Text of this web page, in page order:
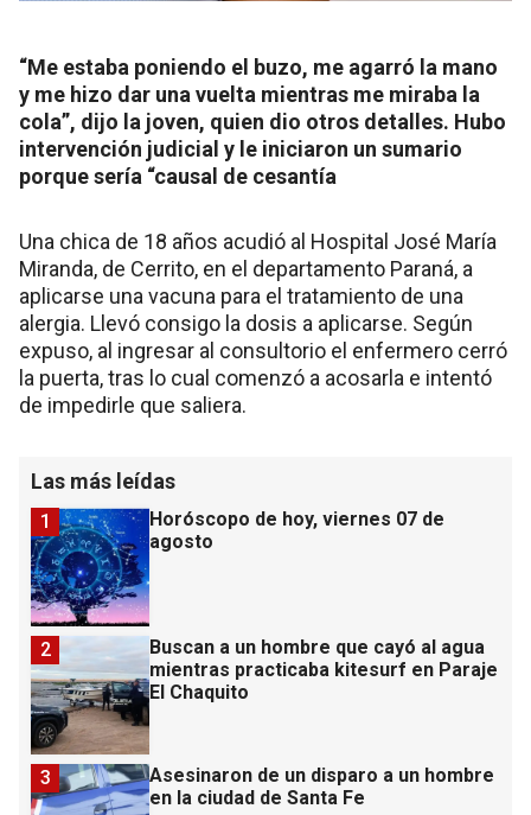
“Me estaba poniendo el buzo, me agarró la mano
y me hizo dar una vuelta mientras me miraba la
cola”, dijo la joven, quien dio otros detalles. Hubo
intervención judicial y le iniciaron un sumario
porque sería “causal de cesantía
Una chica de 18 años acudió al Hospital José María
Miranda, de Cerrito, en el departamento Paraná, a
aplicarse una vacuna para el tratamiento de una
alergia. Llevó consigo la dosis a aplicarse. Según
expuso, al ingresar al consultorio el enfermero cerró
la puerta, tras lo cual comenzó a acosarla e intentó
de impedirle que saliera.
Las más leídas
Horóscopo de hoy, viernes 07 de
agosto
1
Buscan a un hombre que cayó al agua
mientras practicaba kitesurf en Paraje
El Chaquito
2
Asesinaron de un disparo a un hombre
en la ciudad de Santa Fe
3